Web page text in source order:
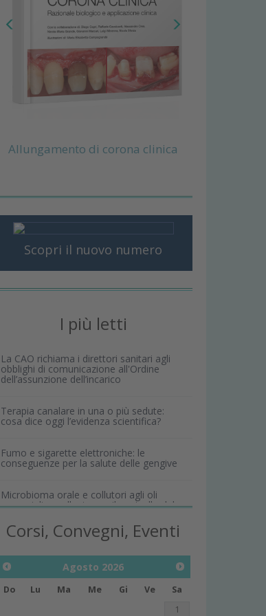
Allungamento di corona clinica
Scopri il nuovo numero
I più letti
La CAO richiama i direttori sanitari agli
obblighi di comunicazione all'Ordine
dell’assunzione dell’incarico
Terapia canalare in una o più sedute:
cosa dice oggi l’evidenza scientifica?
Fumo e sigarette elettroniche: le
conseguenze per la salute delle gengive
Microbioma orale e collutori agli oli
essenziali: un alleato per il controllo del
Corsi, Convegni, Eventi
Agosto 2026
Do Lu Ma Me Gi Ve
Sa
1